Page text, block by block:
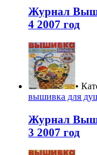
Журнал
4 2007 год
•
вышивка для
Журнал
3 2007 год